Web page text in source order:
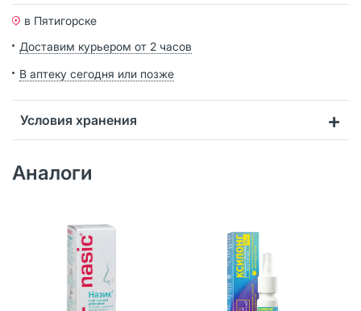
в Пятигорске
Доставим курьером от 2 часов
В аптеку сегодня или позже
Условия хранения
Аналоги